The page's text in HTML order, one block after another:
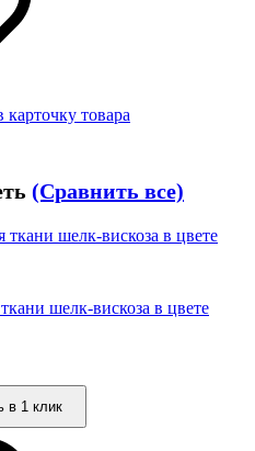
товара
(Сравнить все)
шелк-вискоза в цвете
в 1 клик